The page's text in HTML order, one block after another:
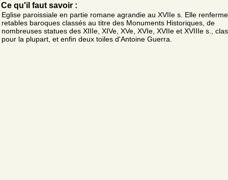
Ce qu'il faut savoir :
Eglise paroissiale en partie romane agrandie au XVIIe s. Elle
retables baroques classés au titre des Monuments Historiques, de
nombreuses statues des XIIIe, XIVe, XVe, XVIe, XVIIe et XVIIIe s.,
pour la plupart, et enfin deux toiles d'Antoine Guerra.